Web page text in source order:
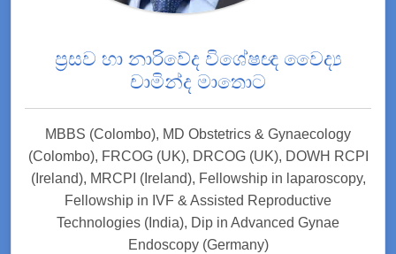
ප්‍රසව හා නාරිවේද විශේෂඥ වෛද්‍ය
චාමින්ද මාතොට
MBBS (Colombo), MD Obstetrics & Gynaecology
(Colombo), FRCOG (UK), DRCOG (UK), DOWH RCPI
(Ireland), MRCPI (Ireland), Fellowship in laparoscopy,
Fellowship in IVF & Assisted Reproductive
Technologies (India), Dip in Advanced Gynae
Endoscopy (Germany)